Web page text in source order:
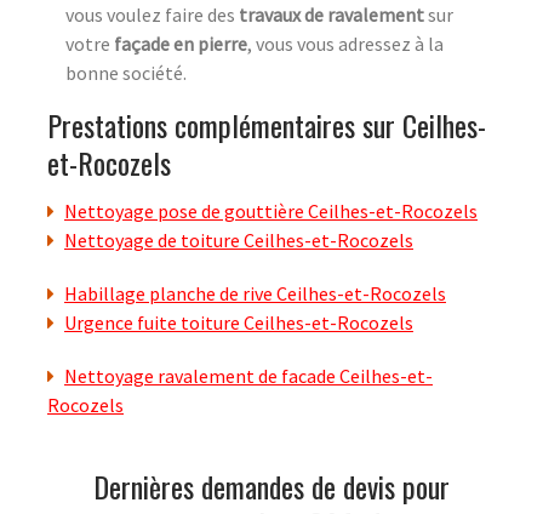
vous voulez faire des travaux de ravalementsur
votre façade en pierre, vous vous adressez à la
bonne société.
Prestations complémentaires sur Ceilhes-
et-Rocozels
Nettoyage pose de gouttière Ceilhes-et-Rocozels
Nettoyage de toiture Ceilhes-et-Rocozels
Habillage planche de rive Ceilhes-et-Rocozels
Urgence fuite toiture Ceilhes-et-Rocozels
Nettoyage ravalement de facade Ceilhes-et-
Rocozels
Dernières demandes de devis pour